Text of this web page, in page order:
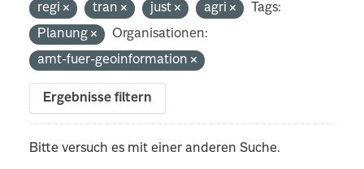
regi
tran just agri
Tags:
Planung
Organisationen:
amt-fuer-geoinformation
Ergebnisse filtern
Bitte versuch es mit einer anderen Suche.